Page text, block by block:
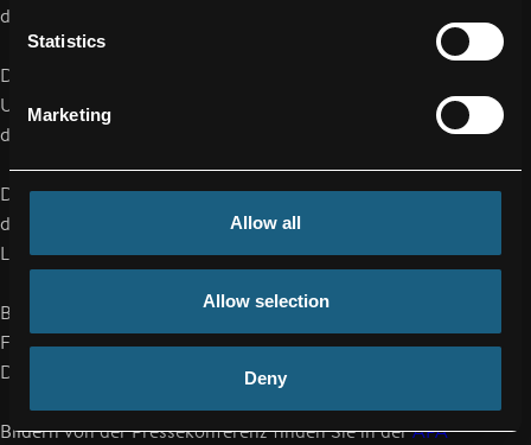
Statistics
Marketing
Allow all
Allow selection
Deny
diverser saisonaler Effekte nicht linear verläuft.
Die weiteren Aussagen zu den Einflüssen und Maßnahmen zur
Umsatz- und Ergebniserwartung sind - unter Berücksichtigung
des verkürzten Geschäftsjahres - unverändert aufrecht.
Der Halbjahresbericht 2019 der FACC AG ist auf der Website
des Unternehmens www.facc.com unter dem
Linkfacc.com/Investor-Relations/Finanzberichteabrufbar.
Bilder von FACC zur honorarfreien Verwendung sind in der
FACC Mediathek unter dem Linkpress.facc.com/Mediazum
Download angeboten.
Bildern von der Pressekonferenz finden Sie in derAPA